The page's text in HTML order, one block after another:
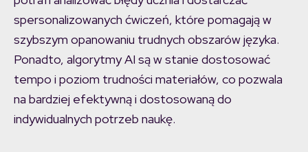
spersonalizowanych ćwiczeń, które pomagają w
szybszym opanowaniu trudnych obszarów języka.
Ponadto, algorytmy AI są w stanie dostosować
tempo i poziom trudności materiałów, co pozwala
na bardziej efektywną i dostosowaną do
indywidualnych potrzeb naukę.